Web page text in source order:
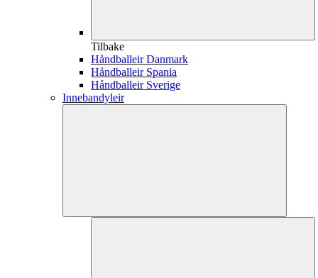
Tilbake
Håndballeir Danmark
Håndballeir Spania
Håndballeir Sverige
Innebandyleir